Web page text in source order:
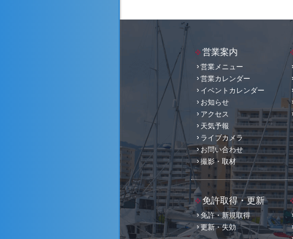
営業案内
営業メニュー
営業カレンダー
イベントカレンダー
お知らせ
アクセス
天気予報
ライブカメラ
お問い合わせ
撮影・取材
免許取得・更新
免許・新規取得
更新・失効